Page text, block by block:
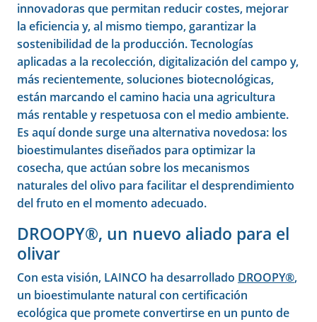
innovadoras que permitan reducir costes, mejorar
la eficiencia y, al mismo tiempo, garantizar la
sostenibilidad de la producción. Tecnologías
aplicadas a la recolección, digitalización del campo y,
más recientemente, soluciones biotecnológicas,
están marcando el camino hacia una agricultura
más rentable y respetuosa con el medio ambiente.
Es aquí donde surge una alternativa novedosa: los
bioestimulantes diseñados para optimizar la
cosecha, que actúan sobre los mecanismos
naturales del olivo para facilitar el desprendimiento
del fruto en el momento adecuado.
DROOPY®, un nuevo aliado para el
olivar
Con esta visión, LAINCO ha desarrollado DROOPY®,
un bioestimulante natural con certificación
ecológica que promete convertirse en un punto de